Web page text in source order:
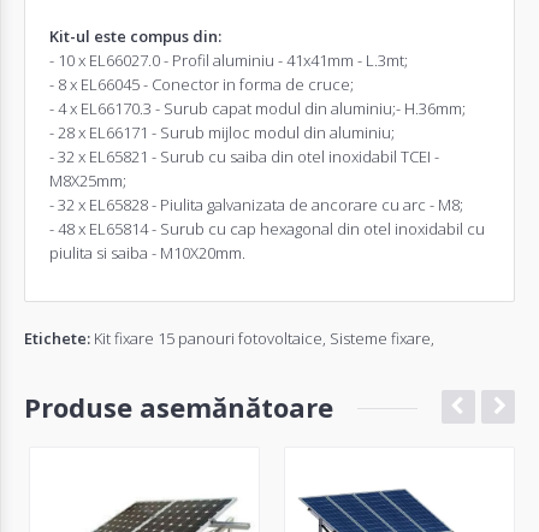
Kit-ul este compus din:
- 10 x EL66027.0 - Profil aluminiu - 41x41mm - L.3mt;
- 8 x EL66045 - Conector in forma de cruce;
- 4 x EL66170.3 - Surub capat modul din aluminiu;- H.36mm;
- 28 x EL66171 - Surub mijloc modul din aluminiu;
- 32 x EL65821 - Surub cu saiba din otel inoxidabil TCEI -
M8X25mm;
- 32 x EL65828 - Piulita galvanizata de ancorare cu arc - M8;
- 48 x EL65814 - Surub cu cap hexagonal din otel inoxidabil cu
piulita si saiba - M10X20mm.
Etichete: Kit fixare 15 panouri fotovoltaice Sisteme fixare
Produse asemănătoare